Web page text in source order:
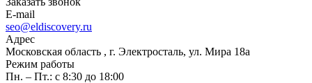
E-mail
seo@eldiscovery.ru
Адрес
Московская область , г. Электросталь, ул. Мира 18а
Режим работы
Пн. – Пт.: с 8:30 до 18:00